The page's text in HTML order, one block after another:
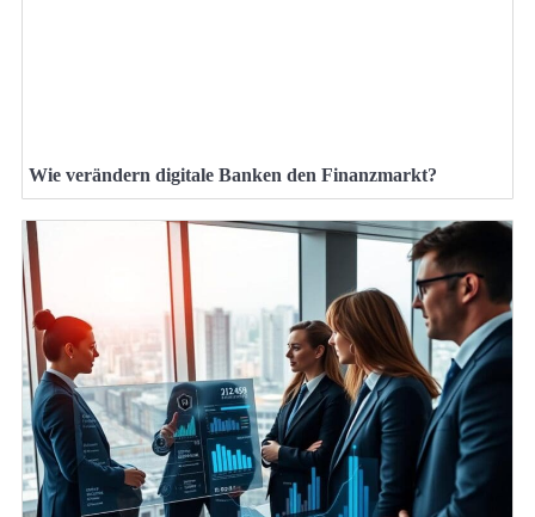
Wie verändern digitale Banken den Finanzmarkt?